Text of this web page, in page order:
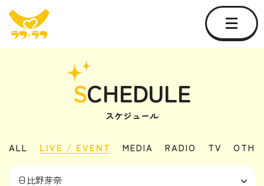
SCHEDULE
スケジュール
ALL LIVE / EVENT MEDIA RADIO TV